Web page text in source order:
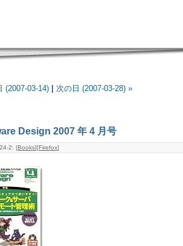
(2007-03-14)| 次の日 (2007-03-28) »
Design 2007 年 4 月号
2: [Books][Firefox]